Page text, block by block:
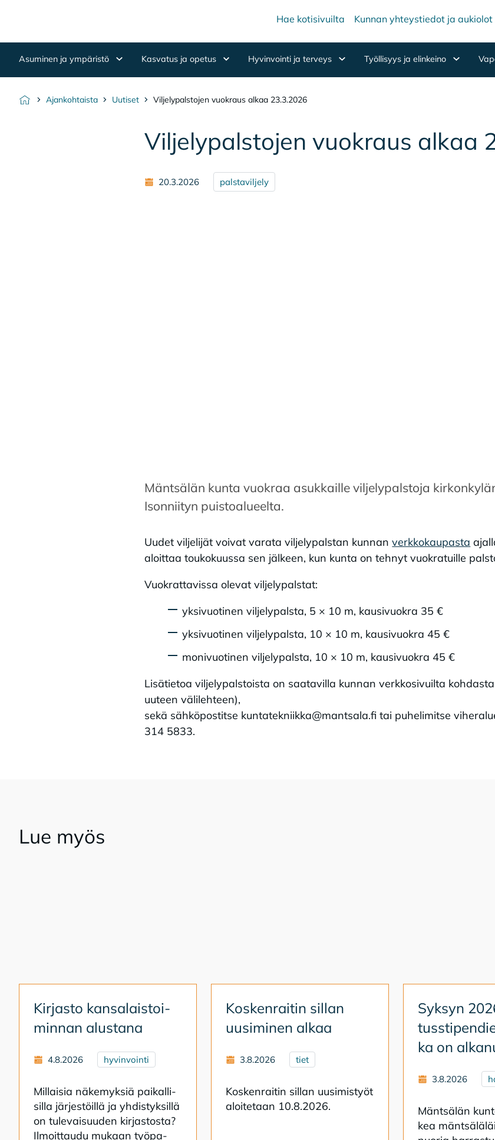
Hae kotisivuilta Kunnan yhteystiedot ja aukiolot
Asuminen ja ympäristö Kasvatus ja opetus Hyvinvointi ja terveys Työllisyys ja elinkeino
Ajankohtaista Uutiset Viljelypalstojen vuokraus alkaa 23.3.2026
Vil­je­ly­pals­to­jen vuo­kraus al­kaa
20.3.2026 palstaviljely
Mäntsälän kunta vuokraa asukkaille viljelypalstoja
Isonniityn puistoalueelta.
Uudet viljelijät voivat varata viljelypalstan kunnanverkkokaupasta
aloittaa toukokuussa sen jälkeen, kun kunta on tehnyt vuokratuille
Vuokrattavissa olevat viljelypalstat:
yksivuotinen viljelypalsta, 5 × 10 m, kausivuokra 35 €
yksivuotinen viljelypalsta, 10 × 10 m, kausivuokra 45 €
monivuotinen viljelypalsta, 10 × 10 m, kausivuokra 45 €
Lisätietoa viljelypalstoista on saatavilla kunnan verkkosivuilta
uuteen välilehteen),
sekä sähköpostitse kuntatekniikka@mantsala.fi tai puhelimitse
314 5833.
Lue myös
Kir­jas­to kan­sa­lais­toi­
min­nan alus­ta­na
4.8.2026 hyvinvointi
Mil­lai­sia nä­ke­myk­siä pai­kal­li­
sil­la jär­jes­töil­lä ja yh­dis­tyk­sil­lä
on tu­le­vai­suu­den kir­jas­tos­ta?
Il­moit­tau­du mu­kaan työ­pa­
Kos­ken­rai­tin sil­lan
uusi­mi­nen al­kaa
3.8.2026 tiet
Kos­ken­rai­tin sil­lan uusi­mis­työt
aloi­te­taan 10.8.2026.
Syk­syn
ka on
3.8.2026
Mänt­sä­län
kea